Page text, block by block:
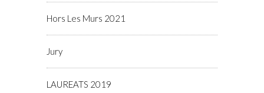
Hors Les Murs 2021
Jury
LAUREATS 2019